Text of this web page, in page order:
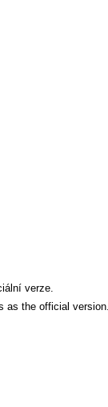
verze.
as the official version.